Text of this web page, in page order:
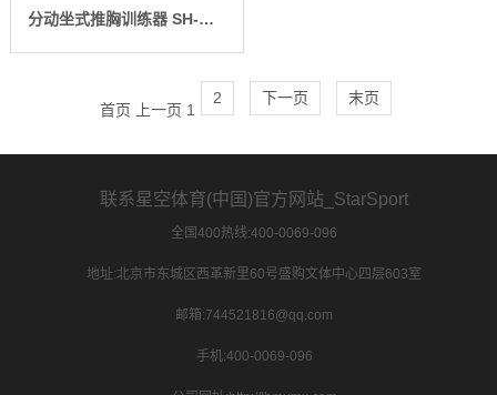
分动坐式推胸训练器 SH-G8912
首页 上一页 1
2 下一页 末页
联系星空体育(中国)官方网站_StarSport
全国400热线:400-0069-096
地址:北京市东城区西革新里60号盛购文体中心四层603室
邮箱:744521816@qq.com
手机:400-0069-096